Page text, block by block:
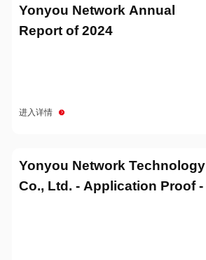
Yonyou Network Annual
Report of 2024
进入详情
Yonyou Network Technology
Co., Ltd. - Application Proof -